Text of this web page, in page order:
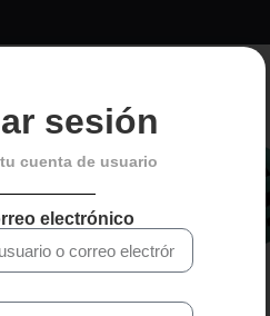
sesión
cuenta de usuario
electrónico